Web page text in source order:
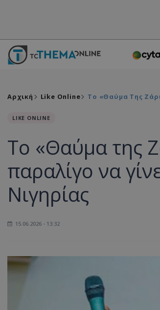
Αρχική Like Online Το «Θαύμα Της
LIKE ONLINE
Το «Θαύμα της
παραλίγο να
Νιγηρίας
15.06.2026 - 13:32